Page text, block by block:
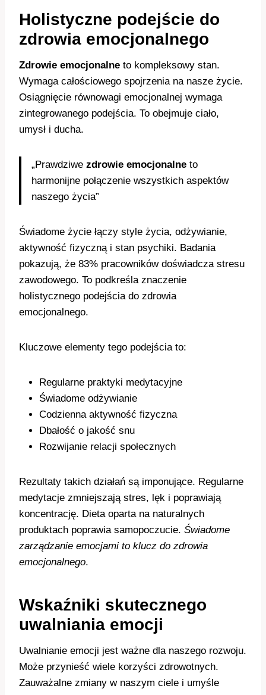
Holistyczne podejście do
zdrowia emocjonalnego
Zdrowie emocjonalne to kompleksowy stan.
Wymaga całościowego spojrzenia na nasze życie.
Osiągnięcie równowagi emocjonalnej wymaga
zintegrowanego podejścia. To obejmuje ciało,
umysł i ducha.
„Prawdziwe zdrowie emocjonalne to
harmonijne połączenie wszystkich aspektów
naszego życia”
Świadome życie łączy style życia, odżywianie,
aktywność fizyczną i stan psychiki. Badania
pokazują, że 83% pracowników doświadcza stresu
zawodowego. To podkreśla znaczenie
holistycznego podejścia do zdrowia
emocjonalnego.
Kluczowe elementy tego podejścia to:
Regularne praktyki medytacyjne
Świadome odżywianie
Codzienna aktywność fizyczna
Dbałość o jakość snu
Rozwijanie relacji społecznych
Rezultaty takich działań są imponujące. Regularne
medytacje zmniejszają stres, lęk i poprawiają
koncentrację. Dieta oparta na naturalnych
produktach poprawia samopoczucie. Świadome
zarządzanie emocjami to klucz do zdrowia
emocjonalnego.
Wskaźniki skutecznego
uwalniania emocji
Uwalnianie emocji jest ważne dla naszego rozwoju.
Może przynieść wiele korzyści zdrowotnych.
Zauważalne zmiany w naszym ciele i umyśle